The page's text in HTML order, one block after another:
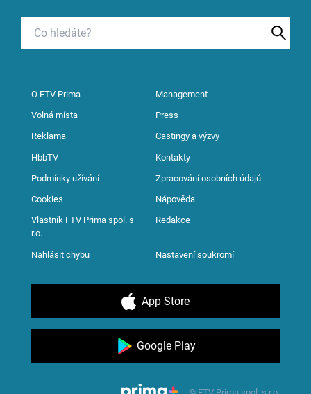
O FTV Prima Management
Volná místa Press
Reklama Castingy a výzvy
HbbTV Kontakty
Podmínky užívání Zpracování osobních údajů
Cookies Nápověda
Vlastník FTV Prima spol. s
r.o.
Redakce
Nahlásit chybu Nastavení soukromí
App Store
Google Play